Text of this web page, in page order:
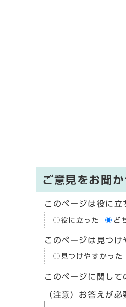
ご意見をお聞
このページは役に立
役に立った ど
このページは見つけ
見つけやすかった
このページに関して
（注意）お答えが